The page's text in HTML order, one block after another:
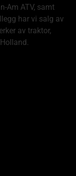
Am ATV, samt
har vi salg av
av traktor,